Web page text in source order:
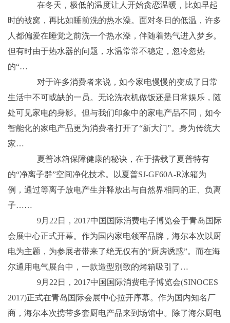
在冬天，极低的温度让人开始贪恋温暖，比如早起
时的被窝，再比如睡前洗的热水澡。面对冬日的低温，许多
人都偏爱在睡觉之前洗一个热水澡，伴随着热气进入梦乡。
但有时由于热水器的问题，水温常常不稳定，忽冷忽热
的“…
对于许多消费者来说，如今家电慢慢的变成了日常
生活中不可或缺的一员。无论洗衣机做饭还是日常娱乐，随
处可见家电的身影。但与我们印象中的家电产品不同，如今
智能化的家电产品更为消费者打开了“新大门”。身为传统大
家…
夏普冰箱保障健康的秘诀，在于搭载了夏普特有
的“净离子群”空间净化技术。以夏普SJ-GF60A-R冰箱为
例，通过等离子放电产生并释放出与自然界相同的正、负离
子……
9月22日，2017中国国际消费电子博览会于青岛国际
会展中心正式开幕。作为国内家电领军品牌，海尔本次以厨
电为主题，为参展者带来了绝无仅有的“厨房诱惑”。而在海
尔通用电气展台中，一款造型别致的烤箱吸引了…
9月22日，2017中国国际消费电子博览会(SINOCES
2017)正式在青岛国际会展中心拉开序幕。作为国内知名厂
商，海尔本次携带多套厨电产品来到场馆中。除了海尔厨电